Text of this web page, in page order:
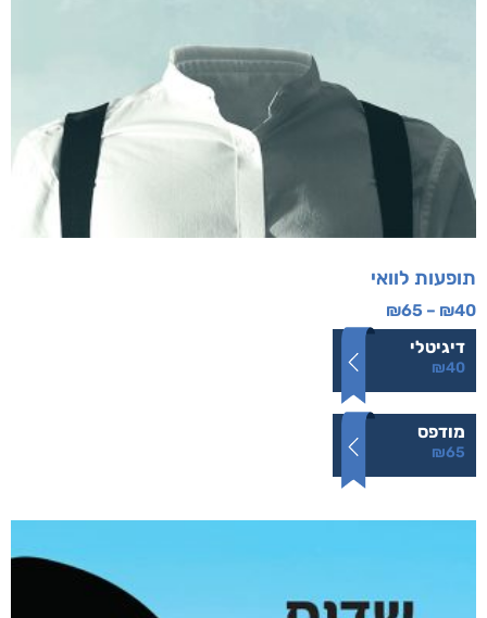
תופעות לוואי
₪40
–
₪65
דיגיטלי
₪40
מודפס
₪65